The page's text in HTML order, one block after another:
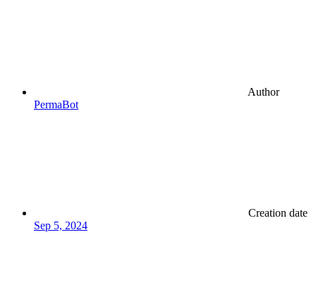
Author
PermaBot
Creation date
Sep 5, 2024